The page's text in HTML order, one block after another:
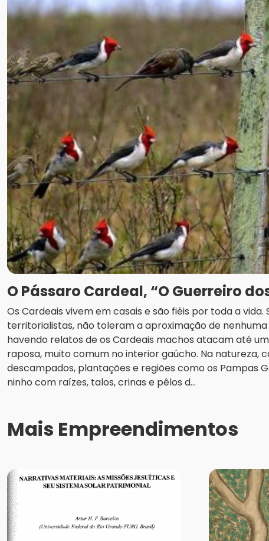
O Pássaro Cardeal, “O Guerreiro
Os Cardeais vivem em casais e são fiéis por toda a
territorialistas, não toleram a aproximação de
havendo relatos de os Cardeais machos atacam até
raposa, muito comum no interior gaúcho. Na natureza,
descampados, plantações e regiões como os Pampas
ninho com raízes, talos, crinas e pêlos d...
Mais Empreendimentos